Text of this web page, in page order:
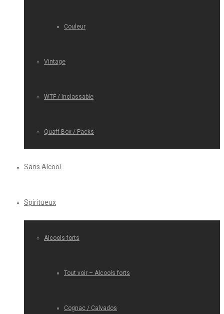
Couleur
Vintage
WTF / Inclassable
Quaff Box / Packs
Sans Alcool
Spiritueux
Alcools forts
Tout voir – Alcools forts
Cognac / Calvados